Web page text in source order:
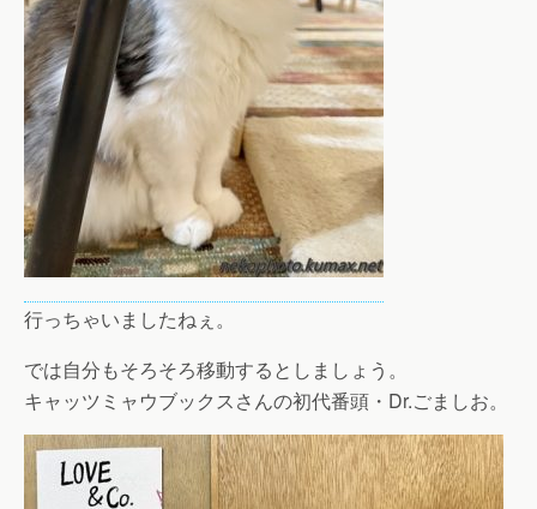
行っちゃいましたねぇ。
では自分もそろそろ移動するとしましょう。
キャッツミャウブックスさんの初代番頭・Dr.ごましお。